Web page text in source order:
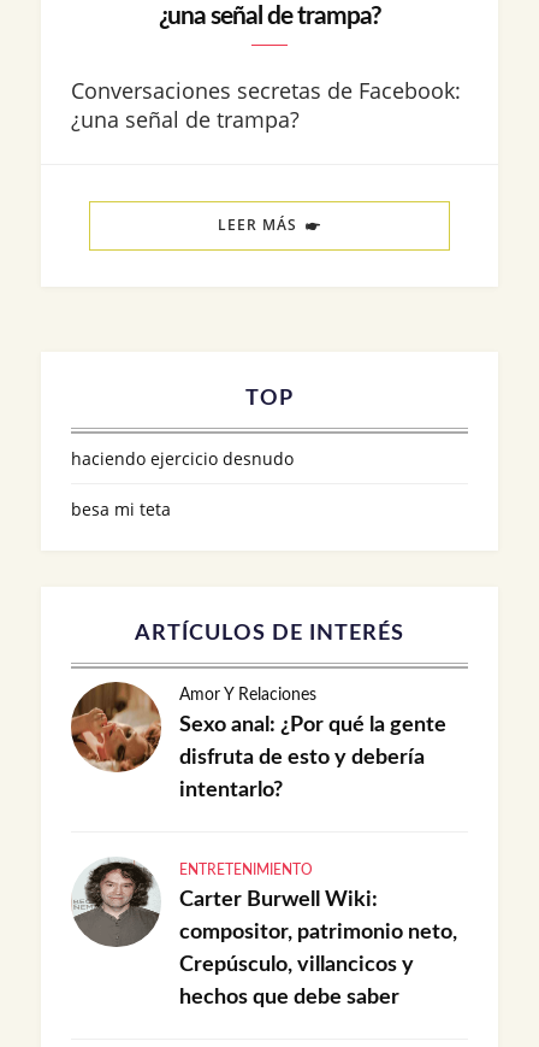
¿una señal de trampa?
Conversaciones secretas de Facebook:
¿una señal de trampa?
LEER MÁS
TOP
haciendo ejercicio desnudo
besa mi teta
ARTÍCULOS DE INTERÉS
Amor Y Relaciones
Sexo anal: ¿Por qué la gente
disfruta de esto y debería
intentarlo?
ENTRETENIMIENTO
Carter Burwell Wiki:
compositor, patrimonio neto,
Crepúsculo, villancicos y
hechos que debe saber